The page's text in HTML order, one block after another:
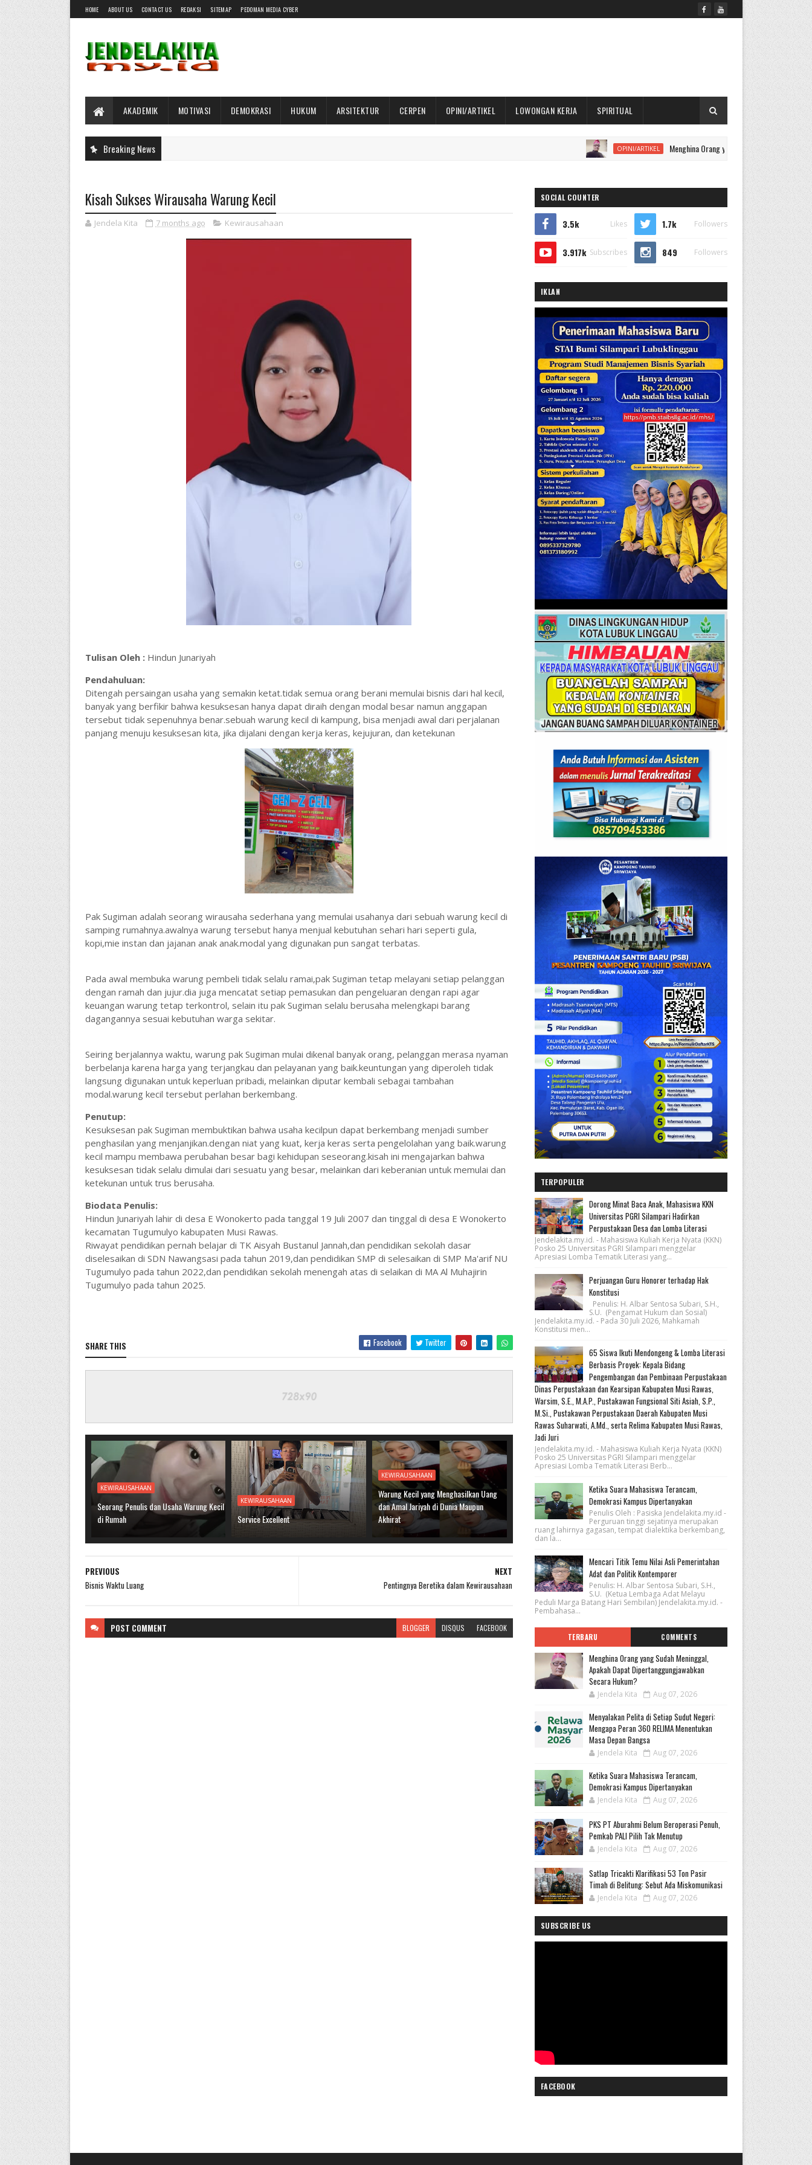
HOME ABOUT US CONTACT US REDAKSI SITEMAP PEDOMAN MEDIA CYBER
AKADEMIK MOTIVASI DEMOKRASI HUKUM ARSITEKTUR CERPEN OPINI/ARTIKEL LOWONGAN KERJA SPIRITUAL
Breaking News OPINI/ARTIKEL Menghina Orang yang Sudah Meninggal, Apakah Dapat
Kisah Sukses Wirausaha Warung Kecil
Jendela Kita 7 months ago Kewirausahaan
Tulisan Oleh : Hindun Junariyah
Pendahuluan:
Ditengah persaingan usaha yang semakin ketat.tidak semua orang berani memulai bisnis dari hal kecil,
banyak yang berfikir bahwa kesuksesan hanya dapat diraih dengan modal besar namun anggapan
tersebut tidak sepenuhnya benar.sebuah warung kecil di kampung, bisa menjadi awal dari perjalanan
panjang menuju kesuksesan kita, jika dijalani dengan kerja keras, kejujuran, dan ketekunan
Pak Sugiman adalah seorang wirausaha sederhana yang memulai usahanya dari sebuah warung kecil di
samping rumahnya.awalnya warung tersebut hanya menjual kebutuhan sehari hari seperti gula,
kopi,mie instan dan jajanan anak anak.modal yang digunakan pun sangat terbatas.
Pada awal membuka warung pembeli tidak selalu ramai,pak Sugiman tetap melayani setiap pelanggan
dengan ramah dan jujur.dia juga mencatat setiap pemasukan dan pengeluaran dengan rapi agar
keuangan warung tetap terkontrol, selain itu pak Sugiman selalu berusaha melengkapi barang
dagangannya sesuai kebutuhan warga sekitar.
Seiring berjalannya waktu, warung pak Sugiman mulai dikenal banyak orang, pelanggan merasa nyaman
berbelanja karena harga yang terjangkau dan pelayanan yang baik.keuntungan yang diperoleh tidak
langsung digunakan untuk keperluan pribadi, melainkan diputar kembali sebagai tambahan
modal.warung kecil tersebut perlahan berkembang.
Penutup:
Kesuksesan pak Sugiman membuktikan bahwa usaha kecilpun dapat berkembang menjadi sumber
penghasilan yang menjanjikan.dengan niat yang kuat, kerja keras serta pengelolahan yang baik.warung
kecil mampu membawa perubahan besar bagi kehidupan seseorang.kisah ini mengajarkan bahwa
kesuksesan tidak selalu dimulai dari sesuatu yang besar, melainkan dari keberanian untuk memulai dan
ketekunan untuk trus berusaha.
Biodata Penulis:
Hindun Junariyah lahir di desa E Wonokerto pada tanggal 19 Juli 2007 dan tinggal di desa E Wonokerto
kecamatan Tugumulyo kabupaten Musi Rawas.
Riwayat pendidikan pernah belajar di TK Aisyah Bustanul Jannah,dan pendidikan sekolah dasar
diselesaikan di SDN Nawangsasi pada tahun 2019,dan pendidikan SMP di selesaikan di SMP Ma'arif NU
Tugumulyo pada tahun 2022,dan pendidikan sekolah menengah atas di selaikan di MA Al Muhajirin
Tugumulyo pada tahun 2025.
SHARE THIS Facebook Twitter
KEWIRAUSAHAAN
Seorang Penulis dan Usaha Warung Kecil
di Rumah
KEWIRAUSAHAAN
Service Excellent
KEWIRAUSAHAAN
Warung Kecil yang Menghasilkan Uang
dan Amal Jariyah di Dunia Maupun
Akhirat
NEXT
Pentingnya Beretika dalam Kewirausahaan
PREVIOUS
Bisnis Waktu Luang
POST COMMENT BLOGGER DISQUS FACEBOOK
SOCIAL COUNTER
3.5k Likes 1.7k Followers
3.917k Subscribes 849 Followers
IKLAN
TERPOPULER
Dorong Minat Baca Anak, Mahasiswa KKN
Universitas PGRI Silampari Hadirkan
Perpustakaan Desa dan Lomba Literasi
Jendelakita.my.id. - Mahasiswa Kuliah Kerja Nyata (KKN)
Posko 25 Universitas PGRI Silampari menggelar
Apresiasi Lomba Tematik Literasi yang...
Perjuangan Guru Honorer terhadap Hak
Konstitusi
Penulis: H. Albar Sentosa Subari, S.H.,
S.U. (Pengamat Hukum dan Sosial)
Jendelakita.my.id. - Pada 30 Juli 2026, Mahkamah
Konstitusi men...
65 Siswa Ikuti Mendongeng & Lomba Literasi
Berbasis Proyek: Kepala Bidang
Pengembangan dan Pembinaan Perpustakaan
Dinas Perpustakaan dan Kearsipan Kabupaten Musi Rawas,
Warsim, S.E., M.A.P., Pustakawan Fungsional Siti Asiah, S.P.,
M.Si., Pustakawan Perpustakaan Daerah Kabupaten Musi
Rawas Suharwati, A.Md., serta Relima Kabupaten Musi Rawas,
Jadi Juri
Jendelakita.my.id. - Mahasiswa Kuliah Kerja Nyata (KKN)
Posko 25 Universitas PGRI Silampari menggelar
Apresiasi Lomba Tematik Literasi Berb...
Ketika Suara Mahasiswa Terancam,
Demokrasi Kampus Dipertanyakan
Penulis Oleh : Pasiska Jendelakita.my.id -
Perguruan tinggi sejatinya merupakan
ruang lahirnya gagasan, tempat dialektika berkembang,
dan la...
Mencari Titik Temu Nilai Asli Pemerintahan
Adat dan Politik Kontemporer
Penulis: H. Albar Sentosa Subari, S.H.,
S.U. (Ketua Lembaga Adat Melayu
Peduli Marga Batang Hari Sembilan) Jendelakita.my.id. -
Pembahasa...
TERBARU COMMENTS
Menghina Orang yang Sudah Meninggal,
Apakah Dapat Dipertanggungjawabkan
Secara Hukum?
Jendela Kita Aug 07, 2026
Menyalakan Pelita di Setiap Sudut Negeri:
Mengapa Peran 360 RELIMA Menentukan
Masa Depan Bangsa
Jendela Kita Aug 07, 2026
Ketika Suara Mahasiswa Terancam,
Demokrasi Kampus Dipertanyakan
Jendela Kita Aug 07, 2026
PKS PT Aburahmi Belum Beroperasi Penuh,
Pemkab PALI Pilih Tak Menutup
Jendela Kita Aug 07, 2026
Satlap Tricakti Klarifikasi 53 Ton Pasir
Timah di Belitung: Sebut Ada Miskomunikasi
Jendela Kita Aug 07, 2026
SUBSCRIBE US
FACEBOOK